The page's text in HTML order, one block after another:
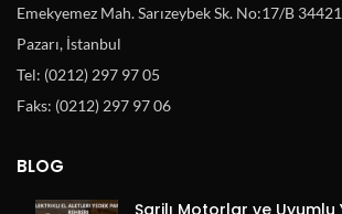
Emekyemez Mah. Sarızeybek Sk. No:17/B
Pazarı, İstanbul
Tel: (0212) 297 97 05
Faks: (0212) 297 97 06
BLOG
Şarjlı Motorlar ve